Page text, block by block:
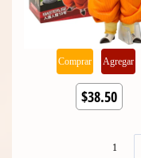
Comprar Agregar
$38.50
1